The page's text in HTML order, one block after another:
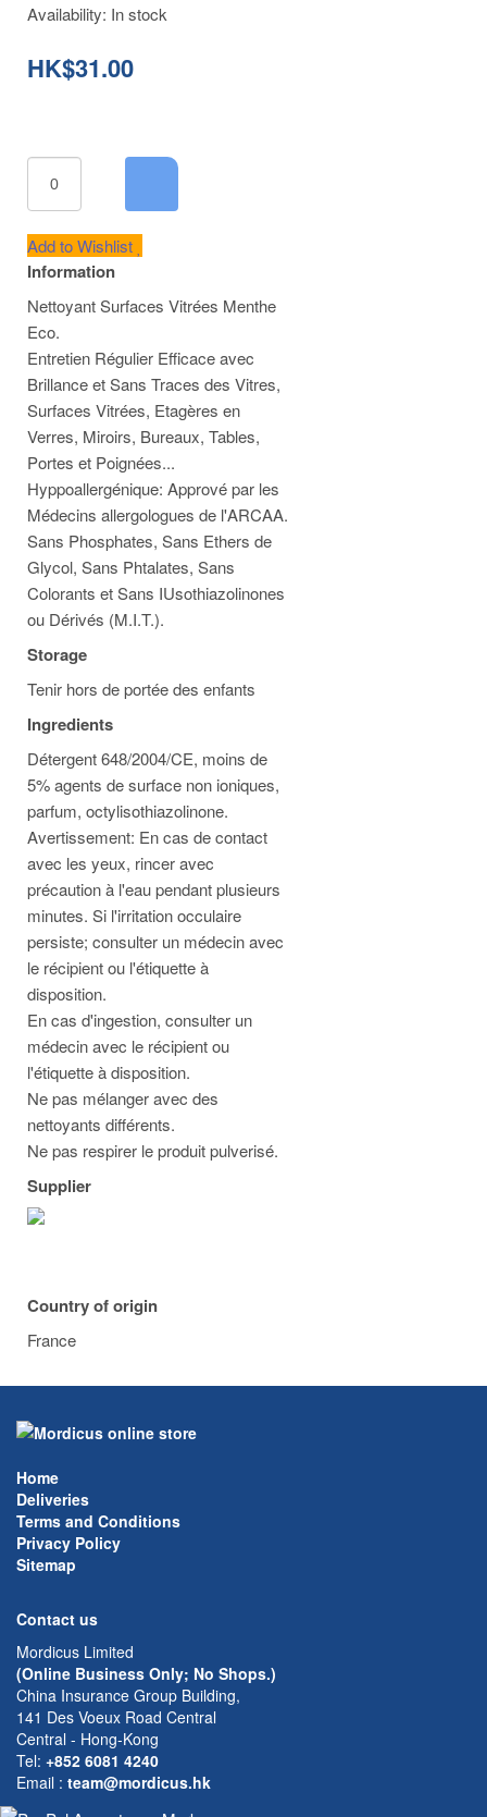
Availability: In stock
HK$31.00
Add to Wishlist
Information
Nettoyant Surfaces Vitrées Menthe
Eco.
Entretien Régulier Efficace avec
Brillance et Sans Traces des Vitres,
Surfaces Vitrées, Etagères en
Verres, Miroirs, Bureaux, Tables,
Portes et Poignées...
Hyppoallergénique: Apprové par les
Médecins allergologues de l'ARCAA.
Sans Phosphates, Sans Ethers de
Glycol, Sans Phtalates, Sans
Colorants et Sans IUsothiazolinones
ou Dérivés (M.I.T.).
Storage
Tenir hors de portée des enfants
Ingredients
Détergent 648/2004/CE, moins de
5% agents de surface non ioniques,
parfum, octylisothiazolinone.
Avertissement: En cas de contact
avec les yeux, rincer avec
précaution à l'eau pendant plusieurs
minutes. Si l'irritation occulaire
persiste; consulter un médecin avec
le récipient ou l'étiquette à
disposition.
En cas d'ingestion, consulter un
médecin avec le récipient ou
l'étiquette à disposition.
Ne pas mélanger avec des
nettoyants différents.
Ne pas respirer le produit pulverisé.
Supplier
Country of origin
France
Home
Deliveries
Terms and Conditions
Privacy Policy
Sitemap
Contact us
Mordicus Limited
(Online Business Only; No Shops.)
China Insurance Group Building,
141 Des Voeux Road Central
Central - Hong-Kong
Tel: +852 6081 4240
Email : team@mordicus.hk